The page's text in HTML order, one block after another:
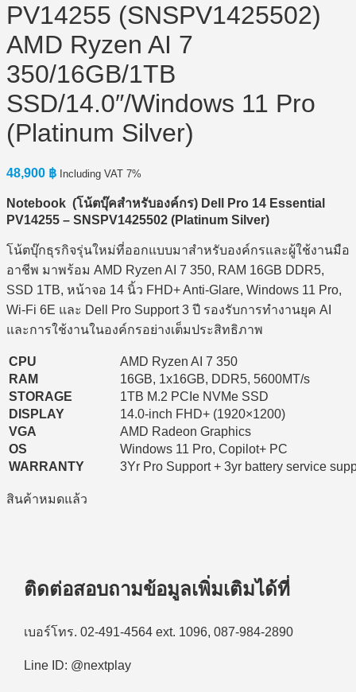
PV14255 (SNSPV1425502)
AMD Ryzen AI 7
350/16GB/1TB
SSD/14.0″/Windows 11 Pro
(Platinum Silver)
48,900 ฿ Including VAT 7%
Notebook (โน้ตบุ๊คสำหรับองค์กร) Dell Pro 14 Essential
PV14255 – SNSPV1425502 (Platinum Silver)
โน้ตบุ๊กธุรกิจรุ่นใหม่ที่ออกแบบมาสำหรับองค์กรและผู้ใช้งานมือ
อาชีพ มาพร้อม AMD Ryzen AI 7 350, RAM 16GB DDR5,
SSD 1TB, หน้าจอ 14 นิ้ว FHD+ Anti-Glare, Windows 11 Pro,
Wi-Fi 6E และ Dell Pro Support 3 ปี รองรับการทำงานยุค AI
และการใช้งานในองค์กรอย่างเต็มประสิทธิภาพ
CPU
AMD Ryzen AI 7 350
RAM
16GB, 1x16GB, DDR5, 5600MT/s
STORAGE
1TB M.2 PCIe NVMe SSD
DISPLAY
14.0-inch FHD+ (1920×1200)
VGA
AMD Radeon Graphics
OS
Windows 11 Pro, Copilot+ PC
WARRANTY
3Yr Pro Support + 3yr battery service
สินค้าหมดแล้ว
ติดต่อสอบถามข้อมูลเพิ่มเติมได้ที่
เบอร์โทร. 02-491-4564 ext. 1096, 087-984-2890
Line ID: @nextplay